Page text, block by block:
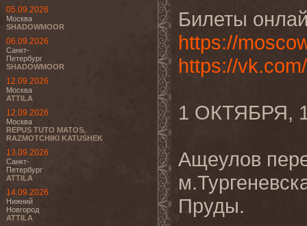
05.09.2026
Москва
SHADOWMOOR
06.09.2026
Санкт-
Петербург
SHADOWMOOR
12.09.2026
Москва
ATTILA
12.09.2026
Москва
REPUS TUTO MATOS,
RAZMOTCHIKI KATUSHEK
13.09.2026
Санкт-
Петербург
ATTILA
14.09.2026
Нижний
Новгород
ATTILA
Билеты
https://
https://
1 ОКТЯБРЯ,
Ащеулов
Пруды.